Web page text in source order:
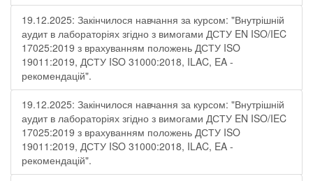
19.12.2025: Закінчилося навчання за курсом: "Внутрішній
аудит в лабораторіях згідно з вимогами ДСТУ EN ISO/IEC
17025:2019 з врахуванням положень ДСТУ ISO
19011:2019, ДСТУ ISO 31000:2018, ILAC, EA -
рекомендацій".
19.12.2025: Закінчилося навчання за курсом: "Внутрішній
аудит в лабораторіях згідно з вимогами ДСТУ EN ISO/IEC
17025:2019 з врахуванням положень ДСТУ ISO
19011:2019, ДСТУ ISO 31000:2018, ILAC, EA -
рекомендацій".